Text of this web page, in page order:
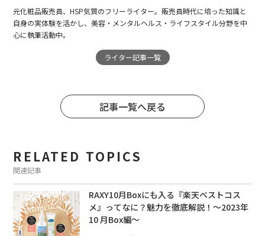
元化粧品販売員、HSP気質のフリーライター。販売員時代に培った知識と
自身の実体験を活かし、美容・メンタルヘルス・ライフスタイル分野を中
心に執筆活動中。
ライター記事一覧
記事一覧へ戻る
RELATED TOPICS
関連記事
RAXY10月Boxにも入る『楽天ベストコス
メ』ってなに？魅力を徹底解説！～2023年
10 月Box編～